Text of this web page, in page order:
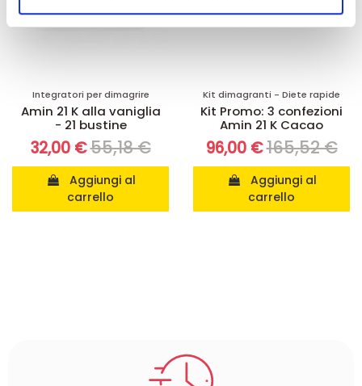
nostri partner che si occupano di analisi dei dati web,
pubblicità e social media, i quali potrebbero combinarle
Integratori per dimagrire
Amin 21 K alla vaniglia
- 21 bustine
32,00 €55,18 €
carrello
Kit dimagranti - Diete rapide
Kit Promo: 3 confezioni
Amin 21 K Cacao
96,00 €165,52 €
carrello